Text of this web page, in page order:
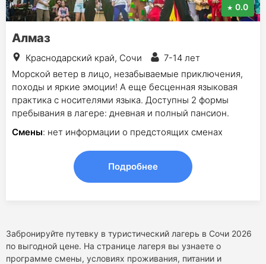
0.0
Алмаз
Краснодарский край, Сочи
7-14 лет
Морской ветер в лицо, незабываемые приключения,
походы и яркие эмоции! А еще бесценная языковая
практика с носителями языка. Доступны 2 формы
пребывания в лагере: дневная и полный пансион.
Смены: нет информации о предстоящих сменах
Подробнее
Забронируйте путевку в туристический лагерь в Сочи 2026
по выгодной цене. На странице лагеря вы узнаете о
программе смены, условиях проживания, питании и